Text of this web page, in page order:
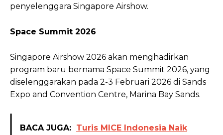
penyelenggara Singapore Airshow.
Space Summit 2026
Singapore Airshow 2026 akan menghadirkan
program baru bernama Space Summit 2026, yang
diselenggarakan pada 2-3 Februari 2026 di Sands
Expo and Convention Centre, Marina Bay Sands.
BACA JUGA: Turis MICE Indonesia Naik